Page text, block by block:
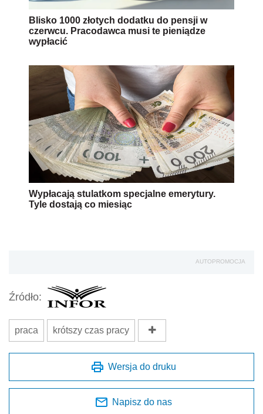
Blisko 1000 złotych dodatku do pensji w
czerwcu. Pracodawca musi te pieniądze
wypłacić
Wypłacają stulatkom specjalne emerytury.
Tyle dostają co miesiąc
AUTOPROMOCJA
Źródło:
praca krótszy czas pracy
Wersja do druku
Napisz do nas